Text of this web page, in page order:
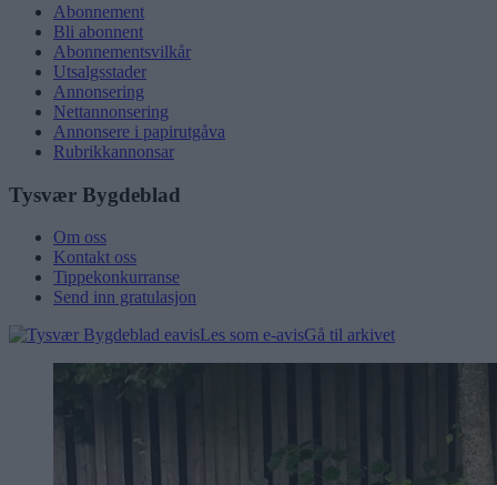
Abonnement
Bli abonnent
Abonnementsvilkår
Utsalgsstader
Annonsering
Nettannonsering
Annonsere i papirutgåva
Rubrikkannonsar
Tysvær Bygdeblad
Om oss
Kontakt oss
Tippekonkurranse
Send inn gratulasjon
Les som e-avisGå til arkivet